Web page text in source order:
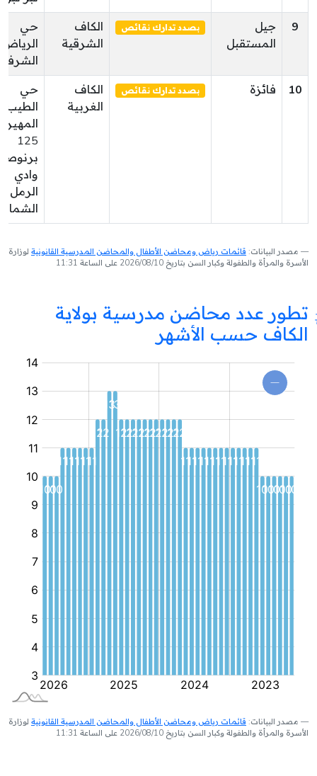
9
جيل
المستقبل
بصدد تدارك نقائص
الكاف
الشرقية
حي
الرياض
10
فائزة بصدد تدارك نقائص
الكاف
الغربية
حي
الطيب
125
وادي
الرمل
مصدر البيانات: قائمات رياض ومحاضن الأطفال والمحاضن المدرسية القانونية لوزارة
الأسرة والمرأة والطفولة وكبار السن بتاريخ 2026/08/10 على الساعة 11:31
تطور عدد محاضن مدرسية بولاية
الكاف حسب الأشهر
محضنة
مصدر البيانات: قائمات رياض ومحاضن الأطفال والمحاضن المدرسية القانونية لوزارة
الأسرة والمرأة والطفولة وكبار السن بتاريخ 2026/08/10 على الساعة 11:31